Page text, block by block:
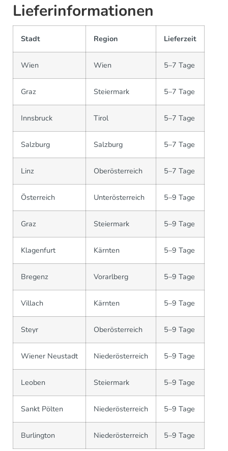
Lieferinformationen
Stadt Region Lieferzeit
Wien Wien 5–7 Tage
Graz Steiermark 5–7 Tage
Innsbruck Tirol 5–7 Tage
Salzburg Salzburg 5–7 Tage
Linz Oberösterreich 5–7 Tage
Österreich Unterösterreich 5–9 Tage
Graz Steiermark 5–9 Tage
Klagenfurt Kärnten 5–9 Tage
Bregenz Vorarlberg 5–9 Tage
Villach Kärnten 5–9 Tage
Steyr Oberösterreich 5–9 Tage
Wiener Neustadt Niederösterreich 5–9 Tage
Leoben Steiermark 5–9 Tage
Sankt Pölten Niederösterreich 5–9 Tage
Burlington Niederösterreich 5–9 Tage